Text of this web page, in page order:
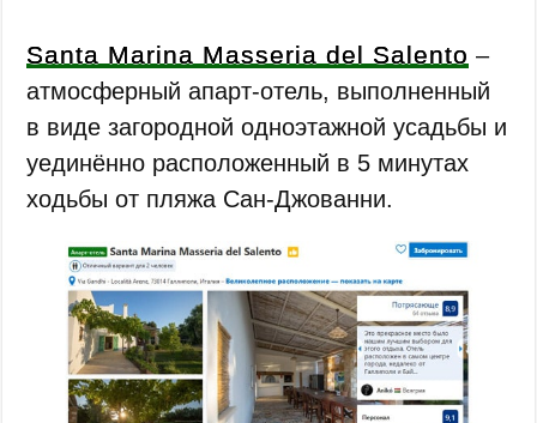
Santa Marina Masseria del Salento ‒
атмосферный апарт-отель, выполненный
в виде загородной одноэтажной усадьбы и
уединённо расположенный в 5 минутах
ходьбы от пляжа Сан-Джованни.